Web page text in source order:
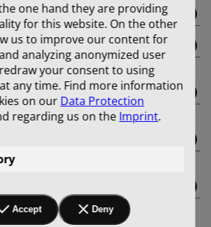
von Dorf
des Dorfes
des Dorfes
des Dorfes
one hand they are providing
for this website. On the other
us to improve our content for
analyzing anonymized user
your consent to using
any time. Find more information
on our Data Protection
regarding us on the Imprint.
Accept Deny